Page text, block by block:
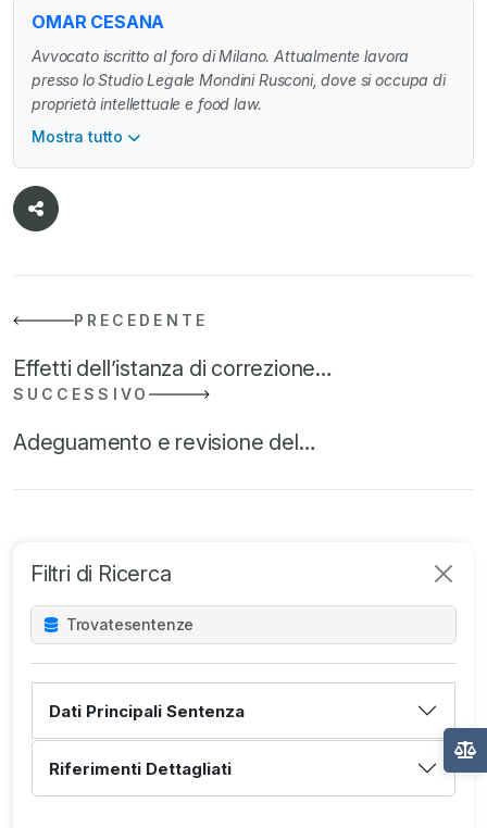
OMAR CESANA
Avvocato iscritto al foro di Milano. Attualmente lavora
presso lo Studio Legale Mondini Rusconi, dove si occupa di
proprietà intellettuale e food law.
Mostra tutto
PRECEDENTE
Effetti dell’istanza di correzione…
SUCCESSIVO
Adeguamento e revisione del…
Filtri di Ricerca
Trovatesentenze
Dati Principali Sentenza
Riferimenti Dettagliati